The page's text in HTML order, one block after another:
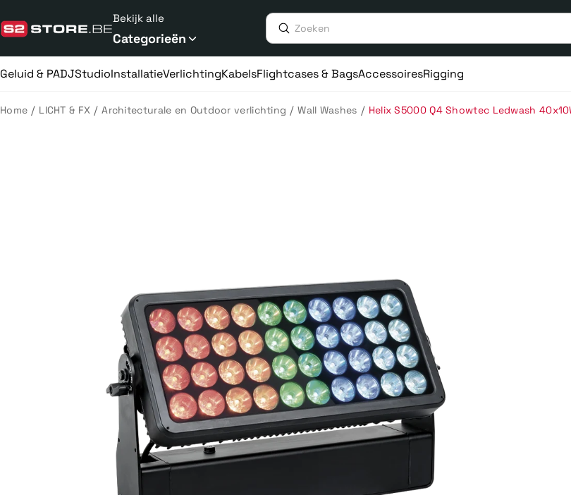
naar
de
Bekijk alle
Categorieën
Geluid & PADJStudioInstallatieVerlichtingKabelsFlightcases & BagsAccessoiresRigging
Home / LICHT & FX / Architecturale en Outdoor verlichting / Wall Washes / Helix S5000 Q4 Showtec Ledwash